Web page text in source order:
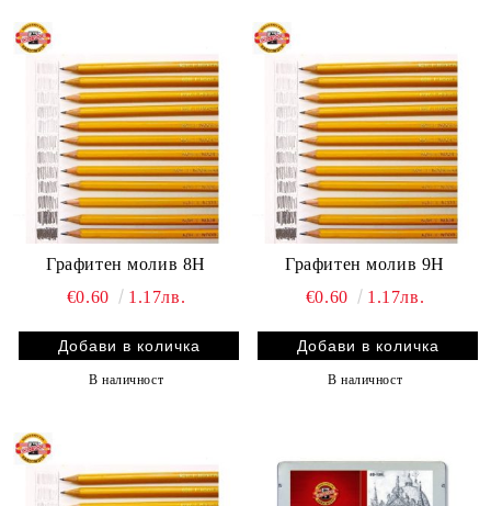
Графитен молив 8H
€0.60
1.17лв.
В наличност
Графитен молив 9H
€0.60
1.17лв.
В наличност